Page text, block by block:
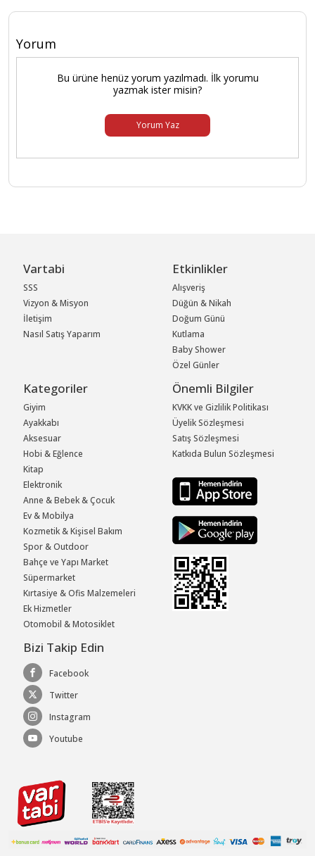
Yorum
Bu ürüne henüz yorum yazılmadı. İlk yorumu
yazmak ister misin?
Yorum Yaz
Vartabi
SSS
Vizyon & Misyon
İletişim
Nasıl Satış Yaparım
Etkinlikler
Alışveriş
Düğün & Nikah
Doğum Günü
Kutlama
Baby Shower
Özel Günler
Kategoriler
Giyim
Ayakkabı
Aksesuar
Hobi & Eğlence
Kitap
Elektronik
Anne & Bebek & Çocuk
Ev & Mobilya
Kozmetik & Kişisel Bakım
Spor & Outdoor
Bahçe ve Yapı Market
Süpermarket
Kırtasiye & Ofis Malzemeleri
Ek Hizmetler
Otomobil & Motosiklet
Önemli Bilgiler
KVKK ve Gizlilik Politikası
Üyelik Sözleşmesi
Satış Sözleşmesi
Katkıda Bulun Sözleşmesi
Bizi Takip Edin
Facebook
Twitter
Instagram
Youtube